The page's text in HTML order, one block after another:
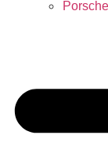
Porsche